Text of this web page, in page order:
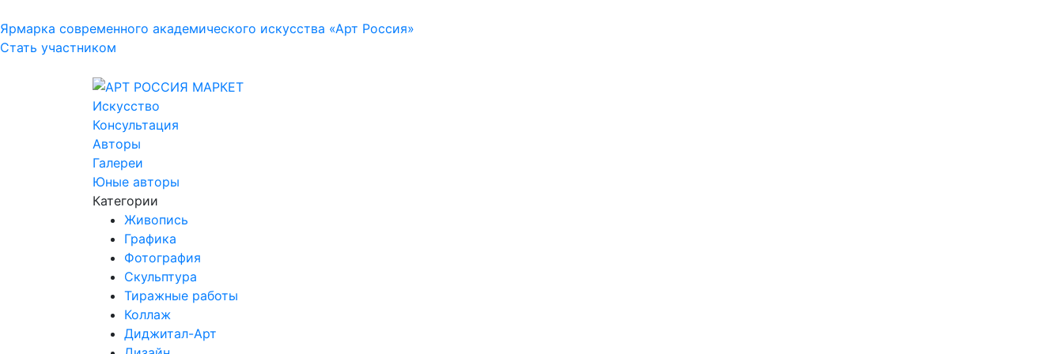
Ярмарка современного академического искусства «Арт Россия»
Стать участником
Искусство
Консультация
Авторы
Галереи
Юные авторы
Категории
Живопись
Графика
Фотография
Скульптура
Тиражные работы
Коллаж
Диджитал-Арт